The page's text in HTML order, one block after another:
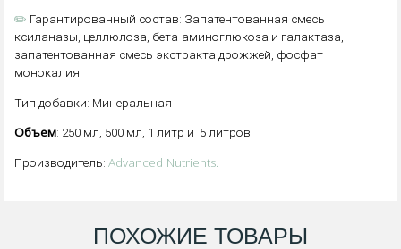
✏️ Гарантированный состав: Запатентованная смесь
ксиланазы, целлюлоза, бета-аминоглюкоза и галактаза,
запатентованная смесь экстракта дрожжей, фосфат
монокалия.
Тип добавки: Минеральная
Объем: 250 мл, 500 мл, 1 литр и 5 литров.
Производитель:Advanced Nutrients.
ПОХОЖИЕ ТОВАРЫ